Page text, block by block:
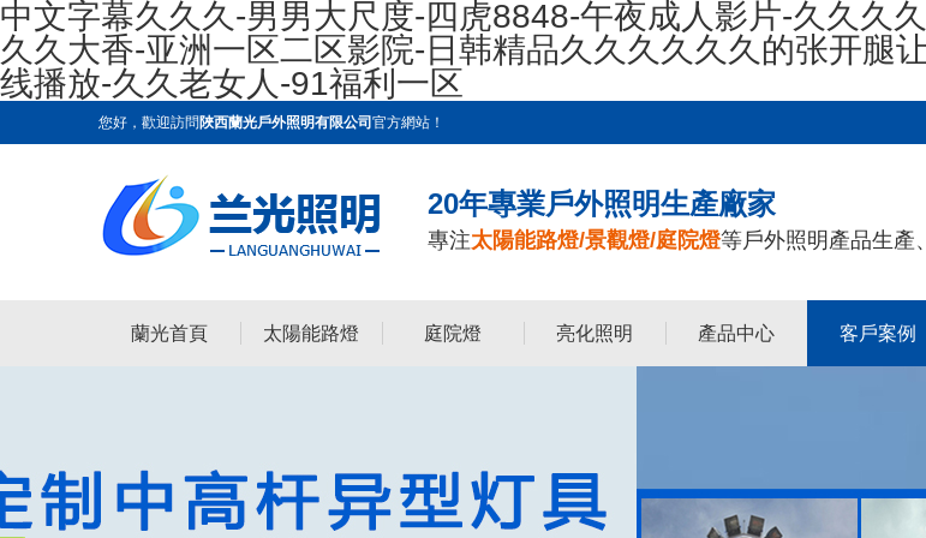
中文字幕久久久-男男大尺度-四虎8848-午夜成人影片-久久久
久久大香-亚洲一区二区影院-日韩精品久久久久久久的张开腿
线播放-久久老女人-91福利一区
您好，歡迎訪問 陜西蘭光戶外照明有限公司 官方網站！
20年專業戶外照明生產廠家
專注太陽能路燈/景觀燈/庭院燈等戶外照明產品生產
蘭光首頁 太陽能路燈 庭院燈 亮化照明 產品中心 客戶案例